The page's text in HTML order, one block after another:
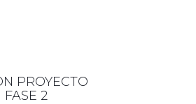
PROYECTO
FASE 2